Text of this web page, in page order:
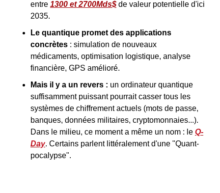
entre 1300 et 2700Mds$ de valeur potentielle d'ici
2035.
Le quantique promet des applications
concrètes : simulation de nouveaux
médicaments, optimisation logistique, analyse
financière, GPS amélioré.
Mais il y a un revers : un ordinateur quantique
suffisamment puissant pourrait casser tous les
systèmes de chiffrement actuels (mots de passe,
banques, données militaires, cryptomonnaies...).
Dans le milieu, ce moment a même un nom : le Q-
Day. Certains parlent littéralement d'une "Quant-
pocalypse".